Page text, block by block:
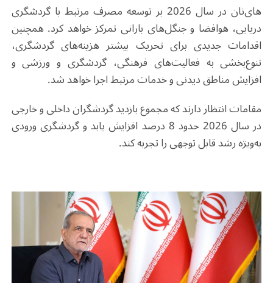
های‌نان در سال 2026 بر توسعه مصرف مرتبط با گردشگری
دریایی، هوافضا و جنگل‌های بارانی تمرکز خواهد کرد. همچنین
اقدامات جدیدی برای تحریک بیشتر هزینه‌های گردشگری،
تنوع‌بخشی به فعالیت‌های فرهنگی، گردشگری و ورزشی و
افزایش مناطق دیدنی و خدمات مرتبط اجرا خواهد شد.
مقامات انتظار دارند که مجموع بازدید گردشگران داخلی و خارجی
در سال 2026 حدود 8 درصد افزایش یابد و گردشگری ورودی
به‌ویژه رشد قابل توجهی را تجربه کند.